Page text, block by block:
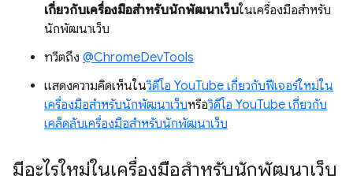
เกี่ยวกับเครื่องมือสำหรับนักพัฒนาเว็บในเครื่องมือสำหรับ
นักพัฒนาเว็บ
ทวีตถึง @ChromeDevTools
แสดงความคิดเห็นในวิดีโอ YouTube เกี่ยวกับฟีเจอร์ใหม่ใน
เครื่องมือสำหรับนักพัฒนาเว็บหรือวิดีโอ YouTube เกี่ยวกับ
เคล็ดลับเครื่องมือสำหรับนักพัฒนาเว็บ
มีอะไรใหม่ในเครื่องมือสำหรับนักพัฒนาเว็บ